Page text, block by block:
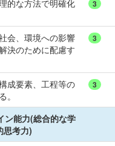
的な方法で明確化
3
会、環境への影響
決のために配慮す
3
成要素、工程等の
。
3
ン能力(総合的な学
思考力)